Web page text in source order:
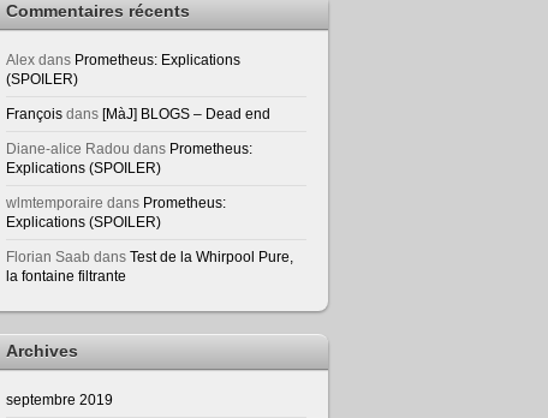
Commentaires récents
Alex dans Prometheus: Explications
(SPOILER)
François dans [MàJ] BLOGS – Dead end
Diane-alice Radou dans Prometheus:
Explications (SPOILER)
wlmtemporaire dans Prometheus:
Explications (SPOILER)
Florian Saab dans Test de la Whirpool Pure,
la fontaine filtrante
Archives
septembre 2019